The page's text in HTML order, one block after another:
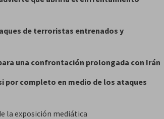
de terroristas entrenados y
una confrontación prolongada con Irán
por completo en medio de los ataques
la exposición mediática